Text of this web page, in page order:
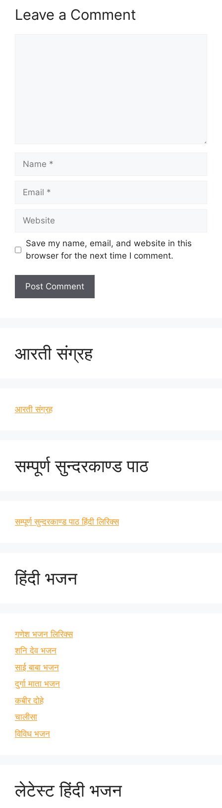
Leave a Comment
Name
Email
Website
Save my name, email, and website in this
browser for the next time I comment.
आरती संग्रह
आरती संग्रह
सम्पूर्ण सुन्दरकाण्ड पाठ
सम्पूर्ण सुन्दरकाण्ड पाठ हिंदी लिरिक्स
हिंदी भजन
गणेश भजन लिरिक्स
शनि देव भजन
साई बाबा भजन
दुर्गा माता भजन
कबीर दोहे
चालीसा
विविध भजन
लेटेस्ट हिंदी भजन